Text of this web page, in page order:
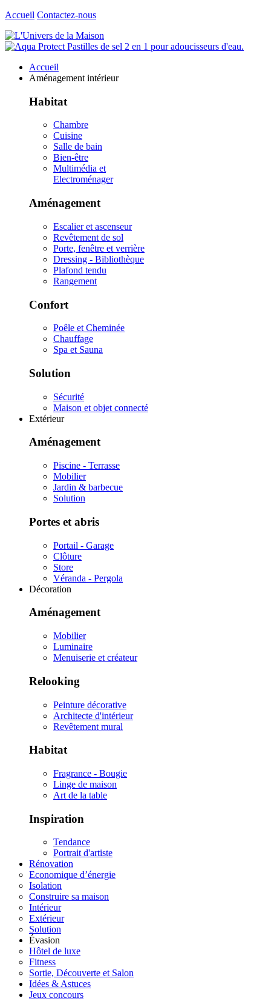
Accueil Contactez-nous
Accueil
Aménagement intérieur
Habitat
Chambre
Cuisine
Salle de bain
Bien-être
Multimédia et
Electroménager
Aménagement
Escalier et ascenseur
Revêtement de sol
Porte, fenêtre et verrière
Dressing - Bibliothèque
Plafond tendu
Rangement
Confort
Poêle et Cheminée
Chauffage
Spa et Sauna
Solution
Sécurité
Maison et objet connecté
Extérieur
Aménagement
Piscine - Terrasse
Mobilier
Jardin & barbecue
Solution
Portes et abris
Portail - Garage
Clôture
Store
Véranda - Pergola
Décoration
Aménagement
Mobilier
Luminaire
Menuiserie et créateur
Relooking
Peinture décorative
Architecte d'intérieur
Revêtement mural
Habitat
Fragrance - Bougie
Linge de maison
Art de la table
Inspiration
Tendance
Portrait d'artiste
Rénovation
Economique d’énergie
Isolation
Construire sa maison
Intérieur
Extérieur
Solution
Évasion
Hôtel de luxe
Fitness
Sortie, Découverte et Salon
Idées & Astuces
Jeux concours